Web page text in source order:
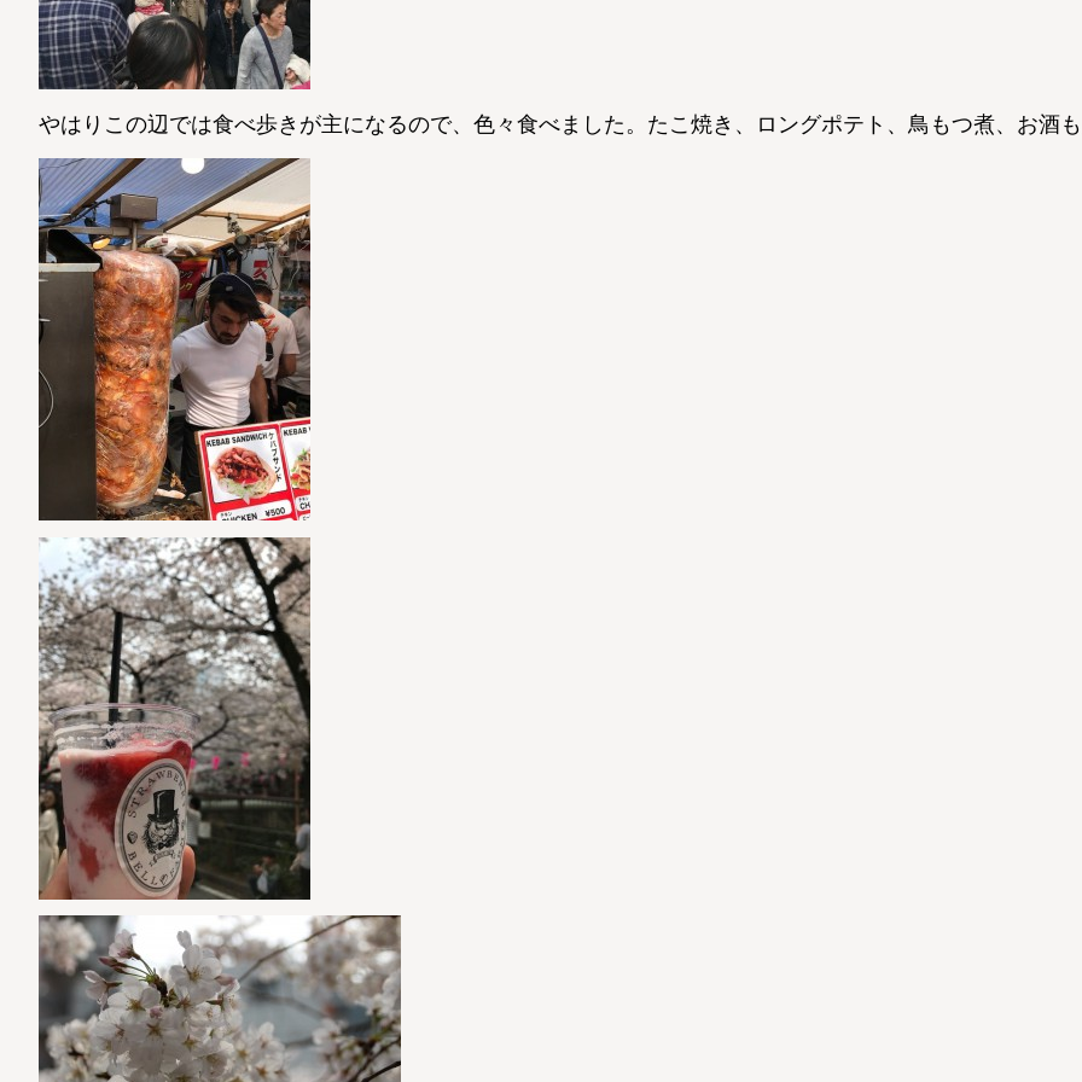
やはりこの辺では食べ歩きが主になるので、色々食べました。たこ焼き、ロングポテト、鳥もつ煮、お酒も